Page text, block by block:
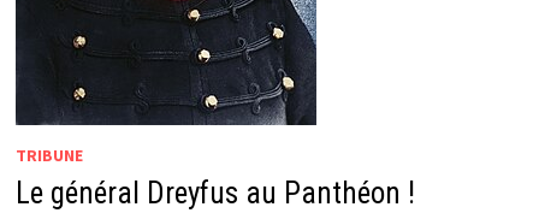
TRIBUNE
Le général Dreyfus au Panthéon !